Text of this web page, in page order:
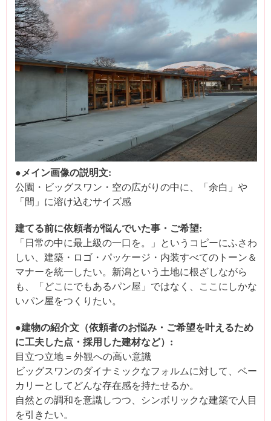
●メイン画像の説明文:
公園・ビッグスワン・空の広がりの中に、「余白」や
「間」に溶け込むサイズ感
建てる前に依頼者が悩んでいた事・ご希望:
「日常の中に最上級の一口を。」というコピーにふさわ
しい、建築・ロゴ・パッケージ・内装すべてのトーン＆
マナーを統一したい。新潟という土地に根ざしながら
も、「どこにでもあるパン屋」ではなく、ここにしかな
いパン屋をつくりたい。
●建物の紹介文（依頼者のお悩み・ご希望を叶えるため
に工夫した点・採用した建材など）:
目立つ立地 = 外観への高い意識
ビッグスワンのダイナミックなフォルムに対して、ベー
カリーとしてどんな存在感を持たせるか。
自然との調和を意識しつつ、シンボリックな建築で人目
を引きたい。